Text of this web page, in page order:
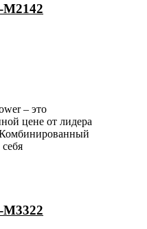
M2142
– это
цене от лидера
M3322